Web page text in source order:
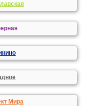
Мира